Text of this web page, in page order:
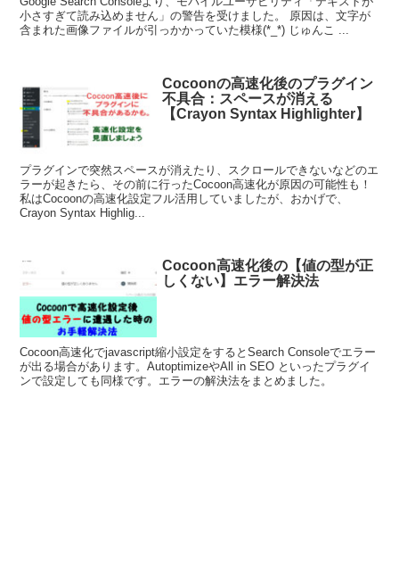
小さすぎて読み込めません」の警告を受けました。 原因は、文字が
含まれた画像ファイルが引っかかっていた模様(*_*) じゅんこ ...
Cocoonの高速化後のプラグイン
不具合：スペースが消える
【Crayon Syntax Highlighter】
プラグインで突然スペースが消えたり、スクロールできないなどのエ
ラーが起きたら、その前に行ったCocoon高速化が原因の可能性も！
私はCocoonの高速化設定フル活用していましたが、おかげで、
Crayon Syntax Highlig...
Cocoon高速化後の【値の型が正
しくない】エラー解決法
Cocoon高速化でjavascript縮小設定をするとSearch Consoleでエラー
が出る場合があります。AutoptimizeやAll in SEO といったプラグイ
ンで設定しても同様です。エラーの解決法をまとめました。